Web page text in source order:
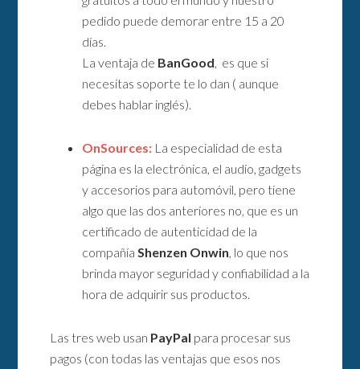
pedido puede demorar entre 15 a 20
días.
La ventaja de BanGood , es que si
necesitas soporte te lo dan ( aunque
debes hablar inglés).
OnSources: La especialidad de esta
página es la electrónica, el audio, gadgets
y accesorios para automóvil, pero tiene
algo que las dos anteriores no, que es un
certificado de autenticidad de la
compañía Shenzen Onwin , lo que nos
brinda mayor seguridad y confiabilidad a la
hora de adquirir sus productos.
Las tres web usan PayPal para procesar sus
pagos (con todas las ventajas que esos nos